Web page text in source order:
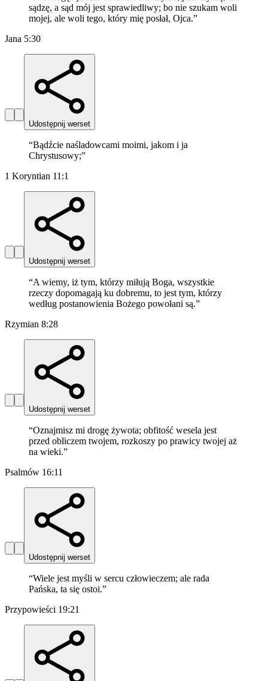
sądzę, a sąd mój jest sprawiedliwy; bo nie szukam woli
mojej, ale woli tego, który mię posłał, Ojca.”
Jana 5:30
Udostępnij werset
“Bądźcie naśladowcami moimi, jakom i ja
Chrystusowy;”
1 Koryntian 11:1
Udostępnij werset
“A wiemy, iż tym, którzy miłują Boga, wszystkie
rzeczy dopomagają ku dobremu, to jest tym, którzy
według postanowienia Bożego powołani są.”
Rzymian 8:28
Udostępnij werset
“Oznajmisz mi drogę żywota; obfitość wesela jest
przed obliczem twojem, rozkoszy po prawicy twojej aż
na wieki.”
Psalmów 16:11
Udostępnij werset
“Wiele jest myśli w sercu człowieczem; ale rada
Pańska, ta się ostoi.”
Przypowieści 19:21